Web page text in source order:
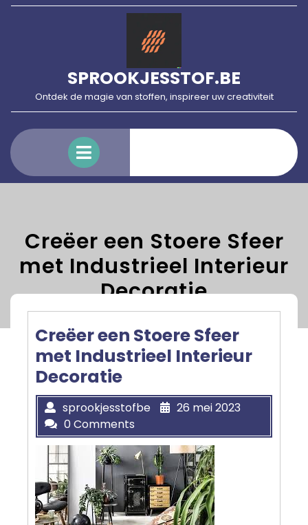
Skip
SPROOKJESSTOF.BE
Ontdek de magie van stoffen, inspireer uw creativiteit
Menu
Creëer een Stoere Sfeer
met Industrieel Interieur
Decoratie
Creëer een Stoere Sfeer
met Industrieel Interieur
Decoratie
sprookjesstofbe
26 mei 2023
0 Comments